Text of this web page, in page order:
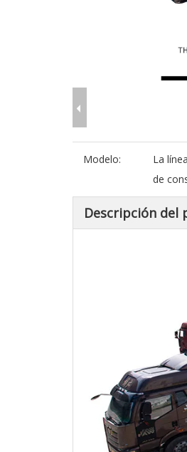
Modelo:
La
de
Descripción del